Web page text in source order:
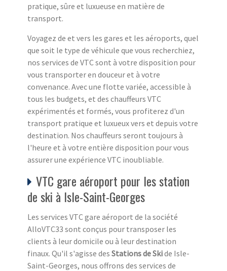
pratique, sûre et luxueuse en matière de
transport.
Voyagez de et vers les gares et les aéroports, quel
que soit le type de véhicule que vous recherchiez,
nos services de VTC sont à votre disposition pour
vous transporter en douceur et à votre
convenance. Avec une flotte variée, accessible à
tous les budgets, et des chauffeurs VTC
expérimentés et formés, vous profiterez d'un
transport pratique et luxueux vers et depuis votre
destination. Nos chauffeurs seront toujours à
l'heure et à votre entière disposition pour vous
assurer une expérience VTC inoubliable.
VTC gare aéroport pour les station
de ski à Isle-Saint-Georges
Les services VTC gare aéroport de la société
AlloVTC33 sont conçus pour transposer les
clients à leur domicile ou à leur destination
finaux. Qu'il s'agisse des Stations de Skide Isle-
Saint-Georges, nous offrons des services de